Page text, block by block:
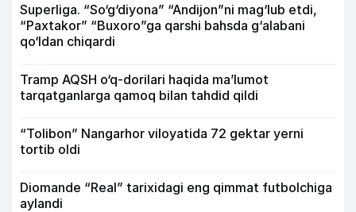
Superliga. “So‘g‘diyona” “Andijon”ni mag‘lub etdi,
“Paxtakor” “Buxoro”ga qarshi bahsda g‘alabani
qo‘ldan chiqardi
Tramp AQSH o‘q-dorilari haqida ma’lumot
tarqatganlarga qamoq bilan tahdid qildi
“Tolibon” Nangarhor viloyatida 72 gektar yerni
tortib oldi
Diomande “Real” tarixidagi eng qimmat futbolchiga
aylandi